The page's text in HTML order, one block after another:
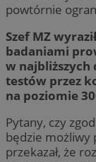
powtórnie
Szef MZ
badaniami
w
testów przez
na poziomie
Pytany, czy
będzie możliwy
przekazał, że